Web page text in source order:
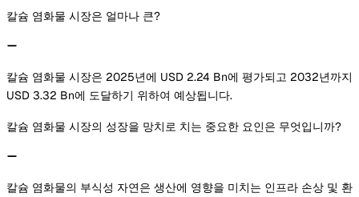
칼슘 염화물 시장은 얼마나 큰?
칼슘 염화물 시장은 2025년에 USD 2.24 Bn에 평가되고 2032년까지
USD 3.32 Bn에 도달하기 위하여 예상됩니다.
칼슘 염화물 시장의 성장을 망치로 치는 중요한 요인은 무엇입니까?
칼슘 염화물의 부식성 자연은 생산에 영향을 미치는 인프라 손상 및 환